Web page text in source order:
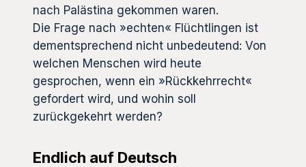
nach Palästina gekommen waren.
Die Frage nach »echten« Flüchtlingen ist
dementsprechend nicht unbedeutend: Von
welchen Menschen wird heute
gesprochen, wenn ein »Rückkehrrecht«
gefordert wird, und wohin soll
zurückgekehrt werden?
Endlich auf Deutsch